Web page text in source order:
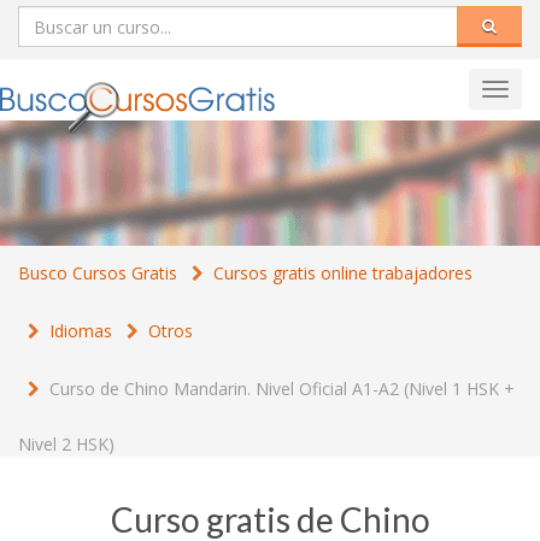
Busco Cursos Gratis Cursos gratis online trabajadores
Idiomas Otros
Curso de Chino Mandarin. Nivel Oficial A1-A2 (Nivel 1 HSK +
Nivel 2 HSK)
Curso gratis de Chino